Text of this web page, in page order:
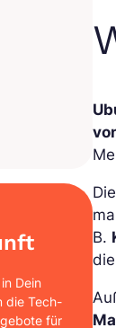
Dein
die Tech-
für
B.